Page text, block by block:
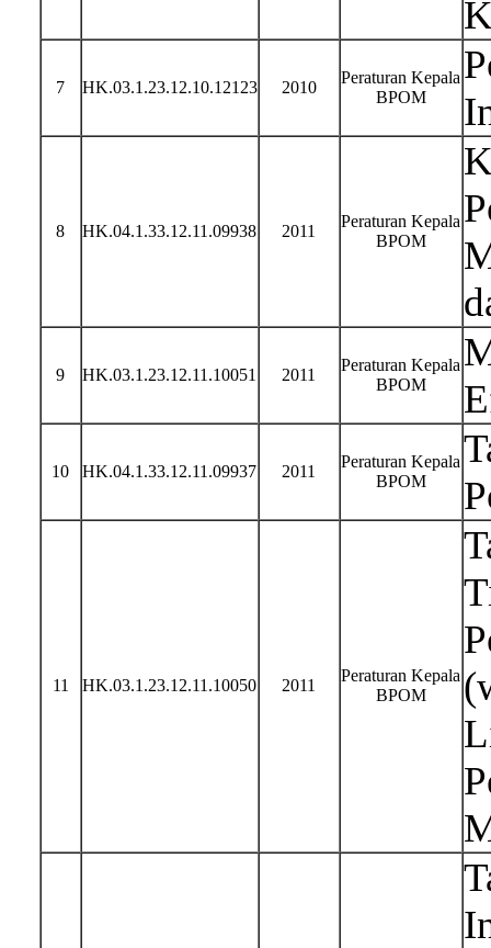
7 HK.03.1.23.12.10.12123 2010
Peraturan Kepala
BPOM
8 HK.04.1.33.12.11.09938 2011
Peraturan Kepala
BPOM
9 HK.03.1.23.12.11.10051 2011
Peraturan Kepala
BPOM
10 HK.04.1.33.12.11.09937 2011
Peraturan Kepala
BPOM
11 HK.03.1.23.12.11.10050 2011
Peraturan Kepala
BPOM